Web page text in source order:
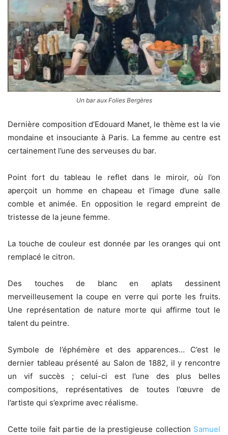
Un bar aux Folies Bergères
Dernière composition d’Edouard Manet, le thème est la vie
mondaine et insouciante à Paris. La femme au centre est
certainement l’une des serveuses du bar.
Point fort du tableau le reflet dans le miroir, où l’on
aperçoit un homme en chapeau et l’image d’une salle
comble et animée. En opposition le regard empreint de
tristesse de la jeune femme.
La touche de couleur est donnée par les oranges qui ont
remplacé le citron.
Des touches de blanc en aplats dessinent
merveilleusement la coupe en verre qui porte les fruits.
Une représentation de nature morte qui affirme tout le
talent du peintre.
Symbole de l’éphémère et des apparences… C’est le
dernier tableau présenté au Salon de 1882, il y rencontre
un vif succès ; celui-ci est l’une des plus belles
compositions, représentatives de toutes l’œuvre de
l’artiste qui s’exprime avec réalisme.
Cette toile fait partie de la prestigieuse collection Samuel